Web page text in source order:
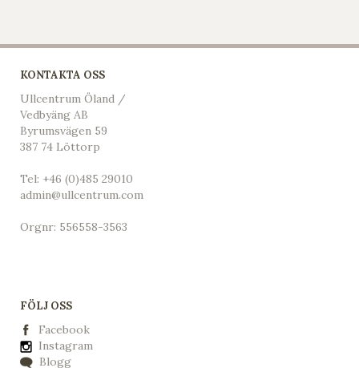
KONTAKTA OSS
Ullcentrum Öland /
Vedbyäng AB
Byrumsvägen 59
387 74 Löttorp
Tel: +46 (0)485 29010
admin@ullcentrum.com
Orgnr: 556558-3563
FÖLJ OSS
Facebook
Instagram
Blogg